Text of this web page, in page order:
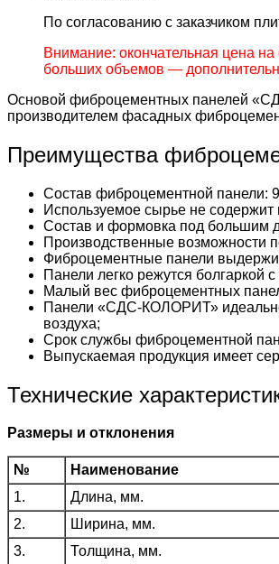
По согласованию с заказчиком
Внимание: окончательная цена
больших объемов —
Основой фиброцементных панелей
производителем фасадных
Преимущества
Состав фиброцементной панели:
Используемое сырье не
Состав и формовка под большим
Производственные возможности
Фиброцементные панели
Панели легко режутся болгаркой
Малый вес фиброцементных
Панели «СДС-КОЛОРИТ» идеально
воздуха;
Срок службы фиброцементной
Выпускаемая продукция имеет
Технические
Размеры и отклонения
№ Наименование
1.
Длина, мм.
2.
Ширина, мм.
3.
Толщина, мм.